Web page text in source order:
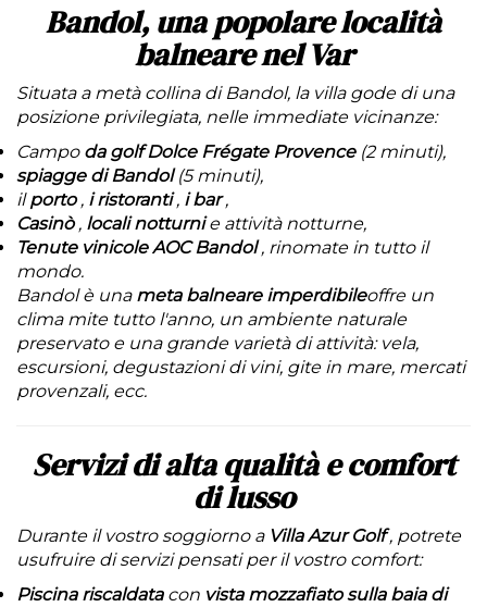
Bandol, una popolare località
balneare nel Var
Situata a metà collina di Bandol, la villa gode di una
posizione privilegiata, nelle immediate vicinanze:
Campo da golf Dolce Frégate Provence(2 minuti),
spiagge di Bandol(5 minuti),
ilporto, i ristoranti, i bar,
Casinò, locali notturnie attività notturne,
Tenute vinicole AOC Bandol, rinomate in tutto il
mondo.
Bandol è una meta balneare imperdibileoffre un
clima mite tutto l'anno, un ambiente naturale
preservato e una grande varietà di attività: vela,
escursioni, degustazioni di vini, gite in mare, mercati
provenzali, ecc.
Servizi di alta qualità e comfort
di lusso
Durante il vostro soggiorno a Villa Azur Golf, potrete
usufruire di servizi pensati per il vostro comfort:
Piscina riscaldatacon vista mozzafiato sulla baia di